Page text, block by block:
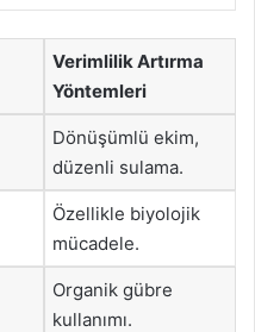
Verimlilik Artırma
Yöntemleri
Dönüşümlü ekim,
düzenli sulama.
Özellikle biyolojik
mücadele.
Organik gübre
kullanımı.